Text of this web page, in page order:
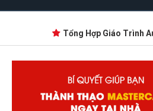
Tổng Hợp Giáo Trình